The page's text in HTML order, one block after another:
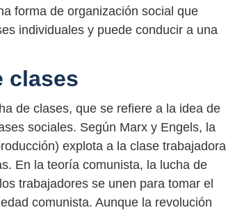
forma de organización social que
individuales y puede conducir a una
clases
de clases, que se refiere a la idea de
sociales. Según Marx y Engels, la
explota a la clase trabajadora
En la teoría comunista, la lucha de
trabajadores se unen para tomar el
comunista. Aunque la revolución